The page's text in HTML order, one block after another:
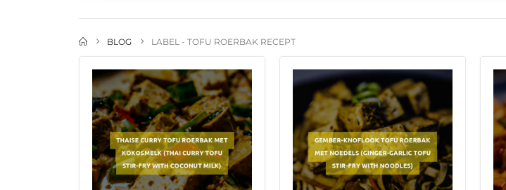
BLOG LABEL - TOFU ROERBAK RECEPT